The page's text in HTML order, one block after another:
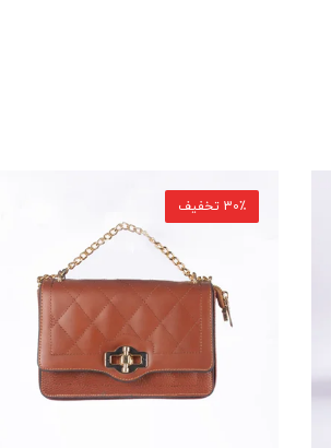
30٪ تخفیف